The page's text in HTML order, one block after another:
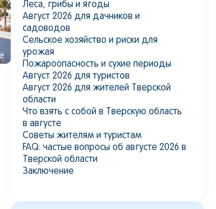
Леса, грибы и ягоды
Август 2026 для дачников и
садоводов
Сельское хозяйство и риски для
урожая
Пожароопасность и сухие периоды
Август 2026 для туристов
Август 2026 для жителей Тверской
области
Что взять с собой в Тверскую область
в августе
Советы жителям и туристам
FAQ: частые вопросы об августе 2026 в
Тверской области
Заключение